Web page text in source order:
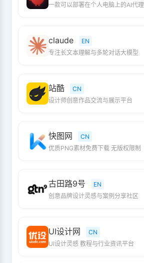
一款可以部署在个人电脑上的AI代理
claude
EN
专注长文本理解与多轮对话大模型
站酷
CN
设计师创意作品交流与展示平台
快图网
CN
优质PNG素材免费下载 无版权限制
古田路9号
EN
创意品牌设计灵感与案例分享社区
UI设计网
CN
UI设计灵感 教程与行业资讯平台